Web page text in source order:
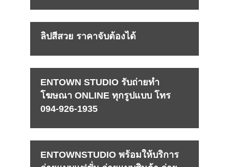
ลิปสีสวย ราคาจับต้องได้
ENTOWN STUDIO รับถ่ายทำ
โฆษณา ONLINE ทุกรูปแบบ โทร
094-926-1935
ENTOWNSTUDIO พร้อมให้บริการ